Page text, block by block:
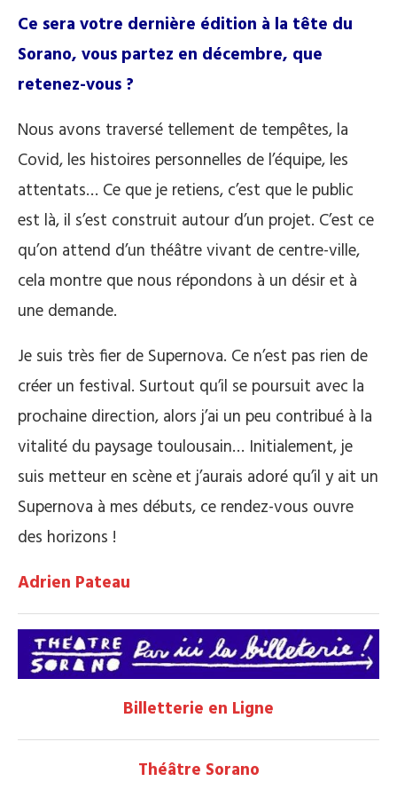
Ce sera votre dernière édition à la tête du
Sorano, vous partez en décembre, que
retenez-vous ?
Nous avons traversé tellement de tempêtes, la
Covid, les histoires personnelles de l’équipe, les
attentats… Ce que je retiens, c’est que le public
est là, il s’est construit autour d’un projet. C’est ce
qu’on attend d’un théâtre vivant de centre-ville,
cela montre que nous répondons à un désir et à
une demande.
Je suis très fier de Supernova. Ce n’est pas rien de
créer un festival. Surtout qu’il se poursuit avec la
prochaine direction, alors j’ai un peu contribué à la
vitalité du paysage toulousain… Initialement, je
suis metteur en scène et j’aurais adoré qu’il y ait un
Supernova à mes débuts, ce rendez-vous ouvre
des horizons !
Adrien Pateau
Billetterie en Ligne
Théâtre Sorano